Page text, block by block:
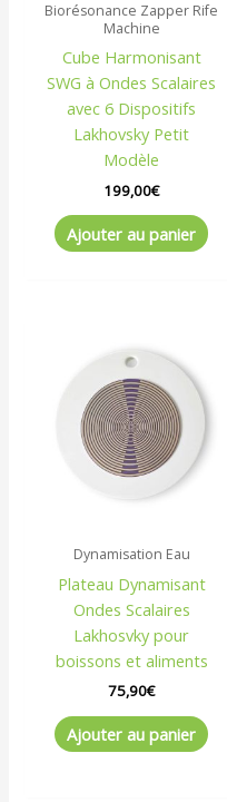
Biorésonance Zapper Rife
Machine
Cube Harmonisant
SWG à Ondes Scalaires
avec 6 Dispositifs
Lakhovsky Petit
Modèle
199,00€
Ajouter au panier
Dynamisation Eau
Plateau Dynamisant
Ondes Scalaires
Lakhosvky pour
boissons et aliments
75,90€
Ajouter au panier